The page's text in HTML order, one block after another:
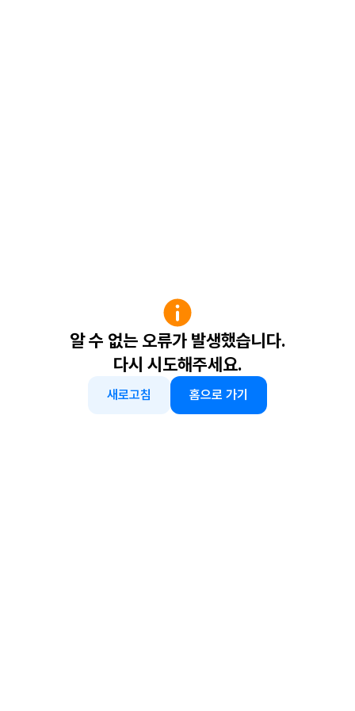
알 수 없는 오류가 발생했습니다.
다시 시도해주세요.
새로고침 홈으로 가기